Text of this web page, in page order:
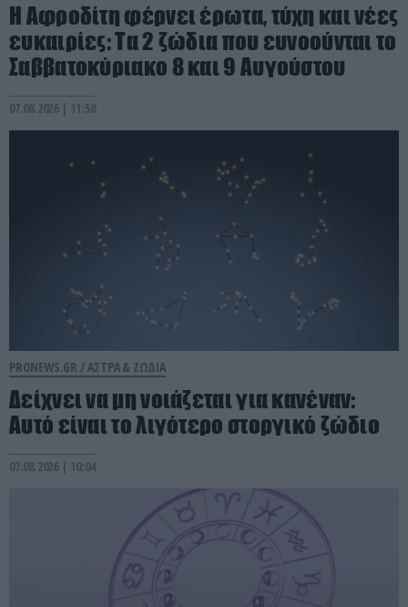
Η Αφροδίτη φέρνει έρωτα, τύχη και νέες
ευκαιρίες: Τα 2 ζώδια που ευνοούνται το
Σαββατοκύριακο 8 και 9 Αυγούστου
07.08.2026 | 11:58
PRONEWS.GR / ΑΣΤΡΑ & ΖΩΔΙΑ
Δείχνει να μη νοιάζεται για κανέναν:
Aυτό είναι το λιγότερο στοργικό ζώδιο
07.08.2026 | 10:04